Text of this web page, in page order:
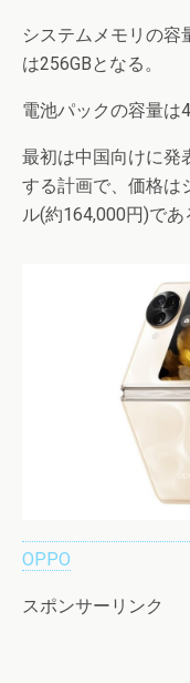
システムメモリの容
は256GBとなる。
電池パックの容量は
最初は中国向けに発
する計画で、価格は
ル(約164,000円)であ
OPPO
スポンサーリンク